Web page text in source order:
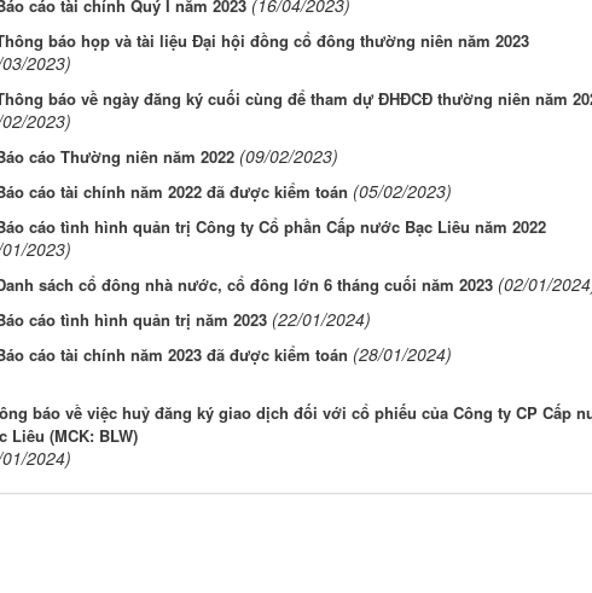
cáo tài chính Quý I năm 2023
báo họp và tài liệu Đại hội đồng cổ đông thường niên năm 2023
2023)
báo về ngày đăng ký cuối cùng để tham dự ĐHĐCĐ thường niên năm
2023)
cáo Thường niên năm 2022 (09/02/2023)
cáo tài chính năm 2022 đã được kiểm toán (05/02/2023)
cáo tình hình quản trị Công ty Cổ phần Cấp nước Bạc Liêu năm 2022
2023)
sách cổ đông nhà nước, cổ đông lớn 6 tháng cuối năm 2023 (02/01/
cáo tình hình quản trị năm 2023 (22/01/2024)
cáo tài chính năm 2023 đã được kiểm toán (28/01/2024)
báo về việc huỷ đăng ký giao dịch đối với cổ phiếu của Công ty CP Cấp
Liêu (MCK: BLW)
2024)